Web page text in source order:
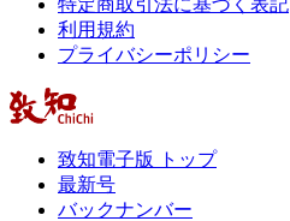
特定商取引法に基づく表記
利用規約
プライバシーポリシー
致知電子版 トップ
最新号
バックナンバー